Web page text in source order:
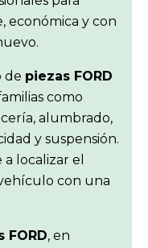
económica y con
de piezas FORD
como
alumbrado,
y suspensión.
localizar el
con una
FORD, en